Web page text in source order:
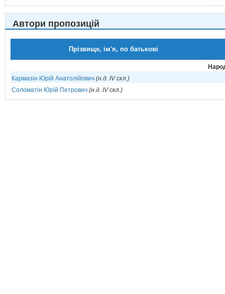
Автори пропозицій
Прізвище, ім'я, по батькові
Кармазін Юрій Анатолійович (н.д. IV скл.)
Соломатін Юрій Петрович (н.д. IV скл.)